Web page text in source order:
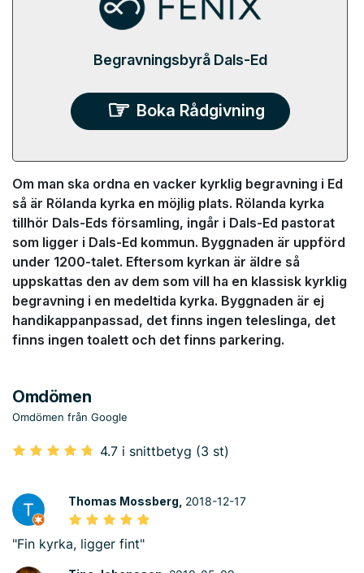
Begravningsbyrå Dals-Ed
Boka Rådgivning
Om man ska ordna en vacker kyrklig begravning i Ed
så är Rölanda kyrka en möjlig plats. Rölanda kyrka
tillhör Dals-Eds församling, ingår i Dals-Ed pastorat
som ligger i Dals-Ed kommun. Byggnaden är uppförd
under 1200-talet. Eftersom kyrkan är äldre så
uppskattas den av dem som vill ha en klassisk kyrklig
begravning i en medeltida kyrka. Byggnaden är ej
handikappanpassad, det finns ingen teleslinga, det
finns ingen toalett och det finns parkering.
Omdömen
Omdömen från Google
4.7 i snittbetyg (3 st)
Thomas Mossberg, 2018-12-17
"Fin kyrka, ligger fint"